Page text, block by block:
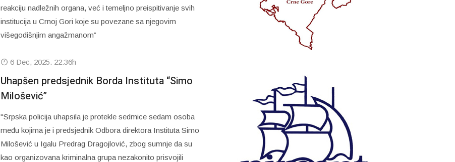
reakciju nadležnih organa, već i temeljno preispitivanje svih
institucija u Crnoj Gori koje su povezane sa njegovim
višegodišnjim angažmanom”
6 Dec, 2025. 22:36h
Uhapšen predsjednik Borda Instituta “Simo
Milošević”
"Srpska policija uhapsila je protekle sedmice sedam osoba
među kojima je i predsjednik Odbora direktora Instituta Simo
Milošević u Igalu Predrag Dragojlović, zbog sumnje da su
kao organizovana kriminalna grupa nezakonito prisvojili